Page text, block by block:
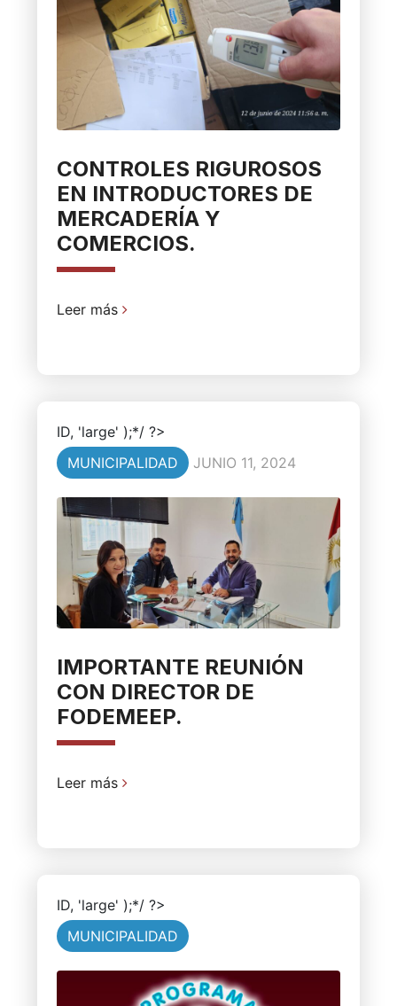
CONTROLES RIGUROSOS
EN INTRODUCTORES DE
MERCADERÍA Y
COMERCIOS.
Leer más
ID, 'large' );*/ ?>
MUNICIPALIDAD
JUNIO 11, 2024
IMPORTANTE REUNIÓN
CON DIRECTOR DE
FODEMEEP.
Leer más
ID, 'large' );*/ ?>
MUNICIPALIDAD